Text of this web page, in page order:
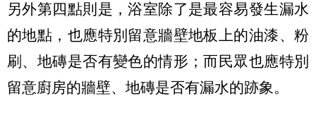
另外第四點則是，浴室除了是最容易發生漏水
的地點，也應特別留意牆壁地板上的油漆、粉
刷、地磚是否有變色的情形；而民眾也應特別
留意廚房的牆壁、地磚是否有漏水的跡象。